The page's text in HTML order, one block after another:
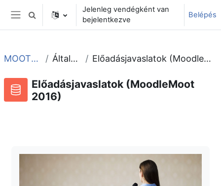
Tovább a fő tartalomhoz
Oldalpanel
Keresési bemeneti adatok váltása
Jelenleg vendégként van
bejelentkezve
Belépés
MOOT2016 Általános Előadásjavaslatok (MoodleMoot 2016)
Előadásjavaslatok (MoodleMoot
2016)